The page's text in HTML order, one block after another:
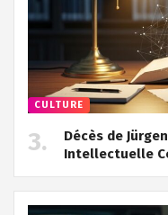
CULTURE
Décès de
Intellectuelle